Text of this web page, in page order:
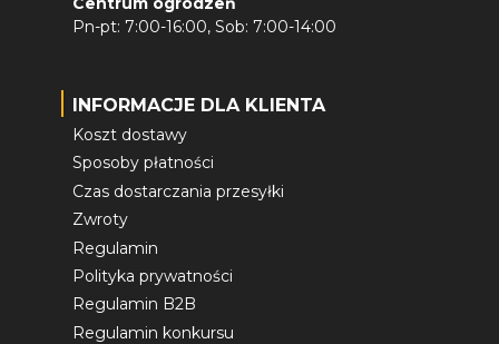
Pn-pt: 7:00-16:00, Sob: 7:00-14:00
INFORMACJE DLA KLIENTA
Koszt dostawy
Sposoby płatności
Czas dostarczania przesyłki
Zwroty
Regulamin
Polityka prywatności
Regulamin B2B
Regulamin konkursu